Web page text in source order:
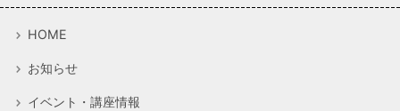
HOME
お知らせ
イベント・講座情報